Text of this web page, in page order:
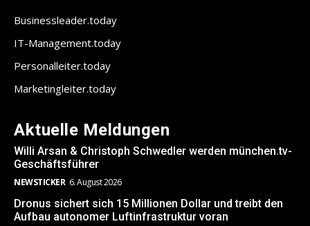
Businessleader.today
IT-Management.today
Personalleiter.today
Marketingleiter.today
Aktuelle Meldungen
Willi Arsan & Christoph Schwedler werden münchen.tv-
Geschäftsführer
NEWSTICKER 6. August 2026
Dronus sichert sich 15 Millionen Dollar und treibt den
Aufbau autonomer Luftinfrastruktur voran